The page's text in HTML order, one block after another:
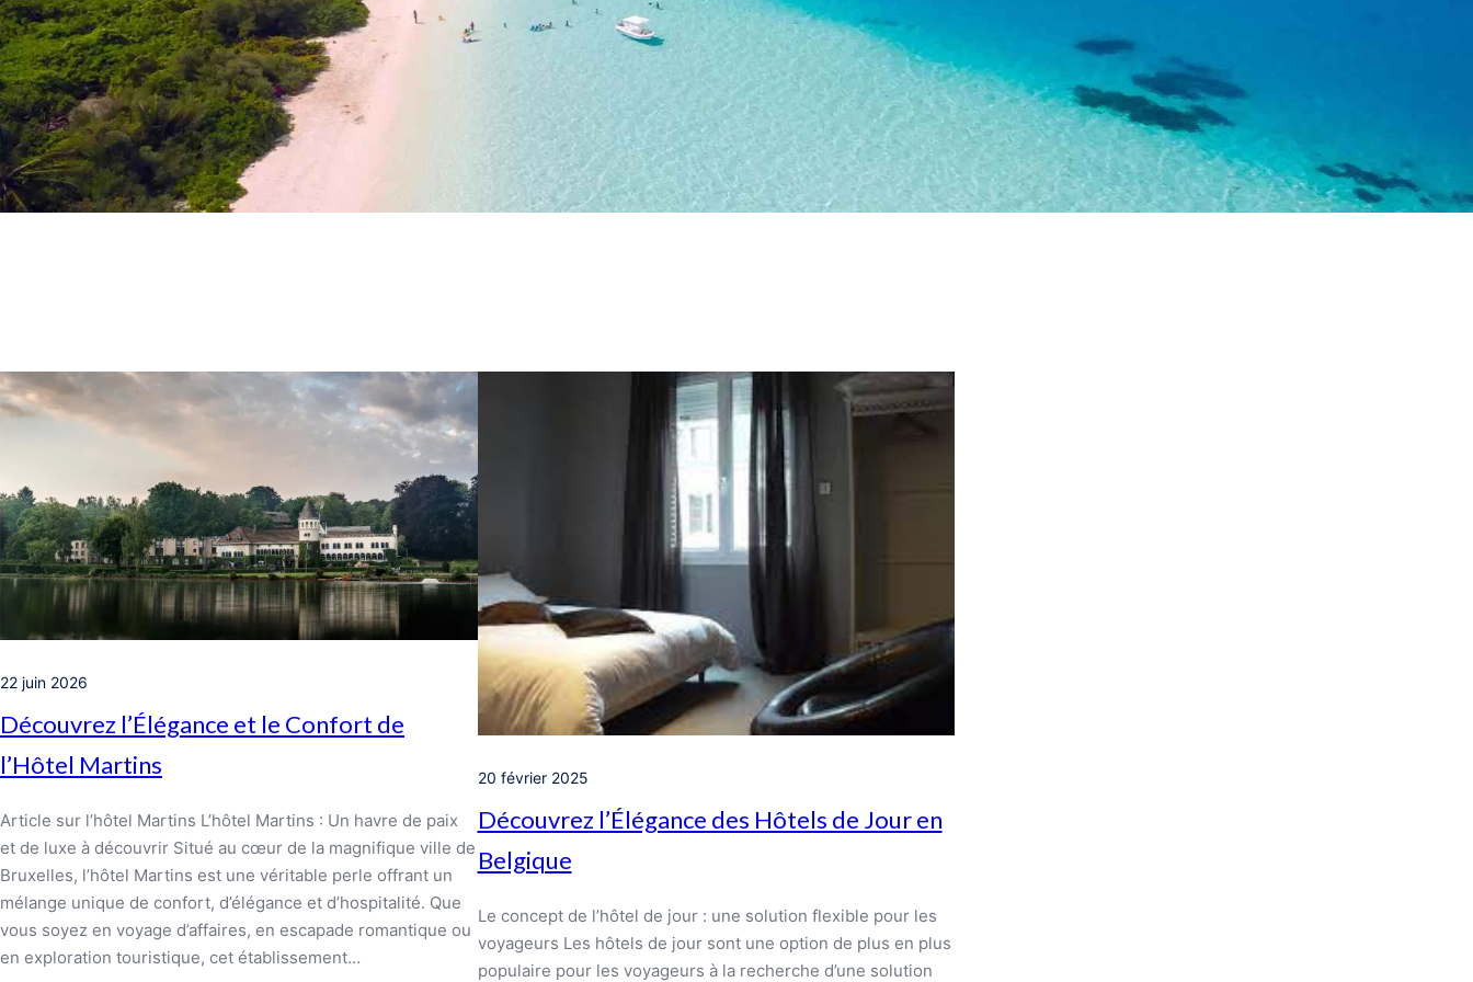
22 juin 2026
Découvrez l’Élégance et le Confort de
l’Hôtel Martins
Article sur l’hôtel Martins L’hôtel Martins : Un havre de paix
et de luxe à découvrir Situé au cœur de la magnifique ville de
Bruxelles, l’hôtel Martins est une véritable perle offrant un
mélange unique de confort, d’élégance et d’hospitalité. Que
vous soyez en voyage d’affaires, en escapade romantique ou
en exploration touristique, cet établissement…
20 février 2025
Découvrez l’Élégance des Hôtels de Jour en
Belgique
Le concept de l’hôtel de jour : une solution flexible pour les
voyageurs Les hôtels de jour sont une option de plus en plus
populaire pour les voyageurs à la recherche d’une solution